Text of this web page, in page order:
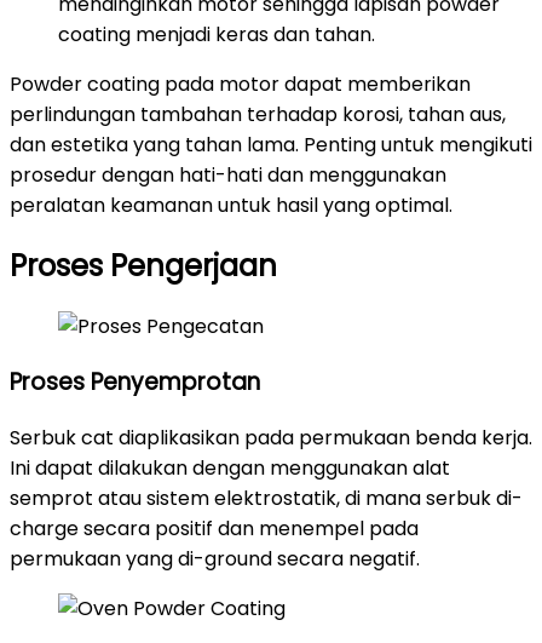
coating menjadi keras dan tahan.
Powder coating pada motor dapat memberikan
perlindungan tambahan terhadap korosi, tahan aus,
dan estetika yang tahan lama. Penting untuk mengikuti
prosedur dengan hati-hati dan menggunakan
peralatan keamanan untuk hasil yang optimal.
Proses Pengerjaan
Proses Penyemprotan
Serbuk cat diaplikasikan pada permukaan benda kerja.
Ini dapat dilakukan dengan menggunakan alat
semprot atau sistem elektrostatik, di mana serbuk di-
charge secara positif dan menempel pada
permukaan yang di-ground secara negatif.